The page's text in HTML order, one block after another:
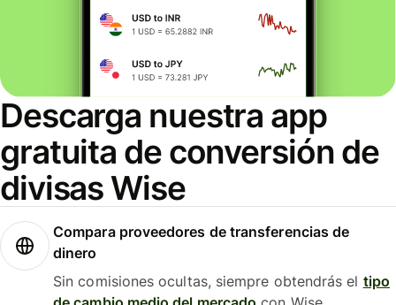
Descarga nuestra app
gratuita de conversión de
divisas Wise
Compara proveedores de transferencias de
dinero
Sin comisiones ocultas, siempre obtendrás el tipo